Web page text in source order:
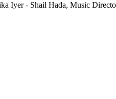
Iyer - Shail Hada, Music